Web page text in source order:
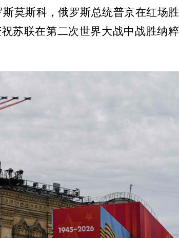
莫斯科，俄罗斯总统普京在红场
苏联在第二次世界大战中战胜纳